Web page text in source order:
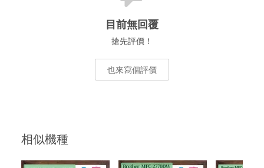
目前無回覆
搶先評價！
也來寫個評價
相似機種